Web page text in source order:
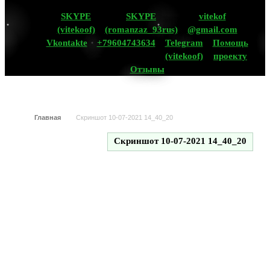
SKYPE
(vitekoof)
SKYPE
(romanzaz_93rus)
vitekof
@gmail.com
Vkontakte
+79604743634
Telegram
(vitekoof)
Помощь
проекту
Отзывы
Главная Скриншот 10-07-2021 14_40_20
Скриншот 10-07-2021 14_40_20